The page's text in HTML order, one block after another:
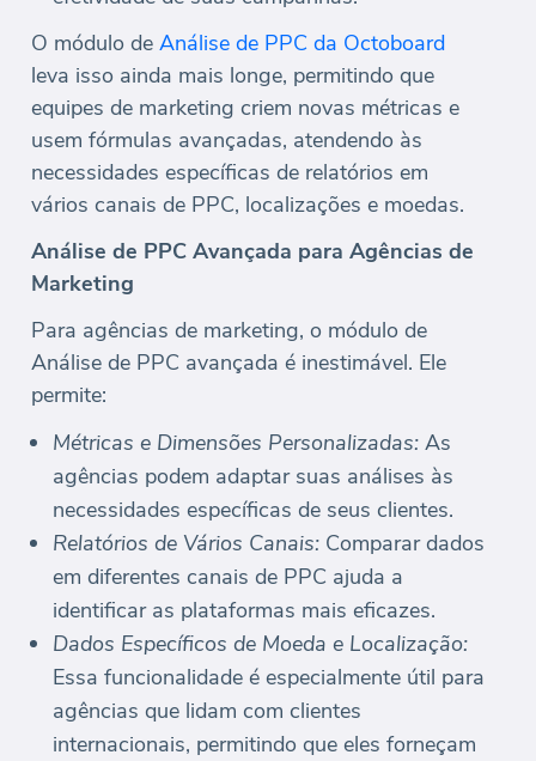
O módulo de Análise de PPC da Octoboard
leva isso ainda mais longe, permitindo que
equipes de marketing criem novas métricas e
usem fórmulas avançadas, atendendo às
necessidades específicas de relatórios em
vários canais de PPC, localizações e moedas.
Análise de PPC Avançada para Agências de
Marketing
Para agências de marketing, o módulo de
Análise de PPC avançada é inestimável. Ele
permite:
Métricas e Dimensões Personalizadas: As
agências podem adaptar suas análises às
necessidades específicas de seus clientes.
Relatórios de Vários Canais: Comparar dados
em diferentes canais de PPC ajuda a
identificar as plataformas mais eficazes.
Dados Específicos de Moeda e Localização:
Essa funcionalidade é especialmente útil para
agências que lidam com clientes
internacionais, permitindo que eles forneçam